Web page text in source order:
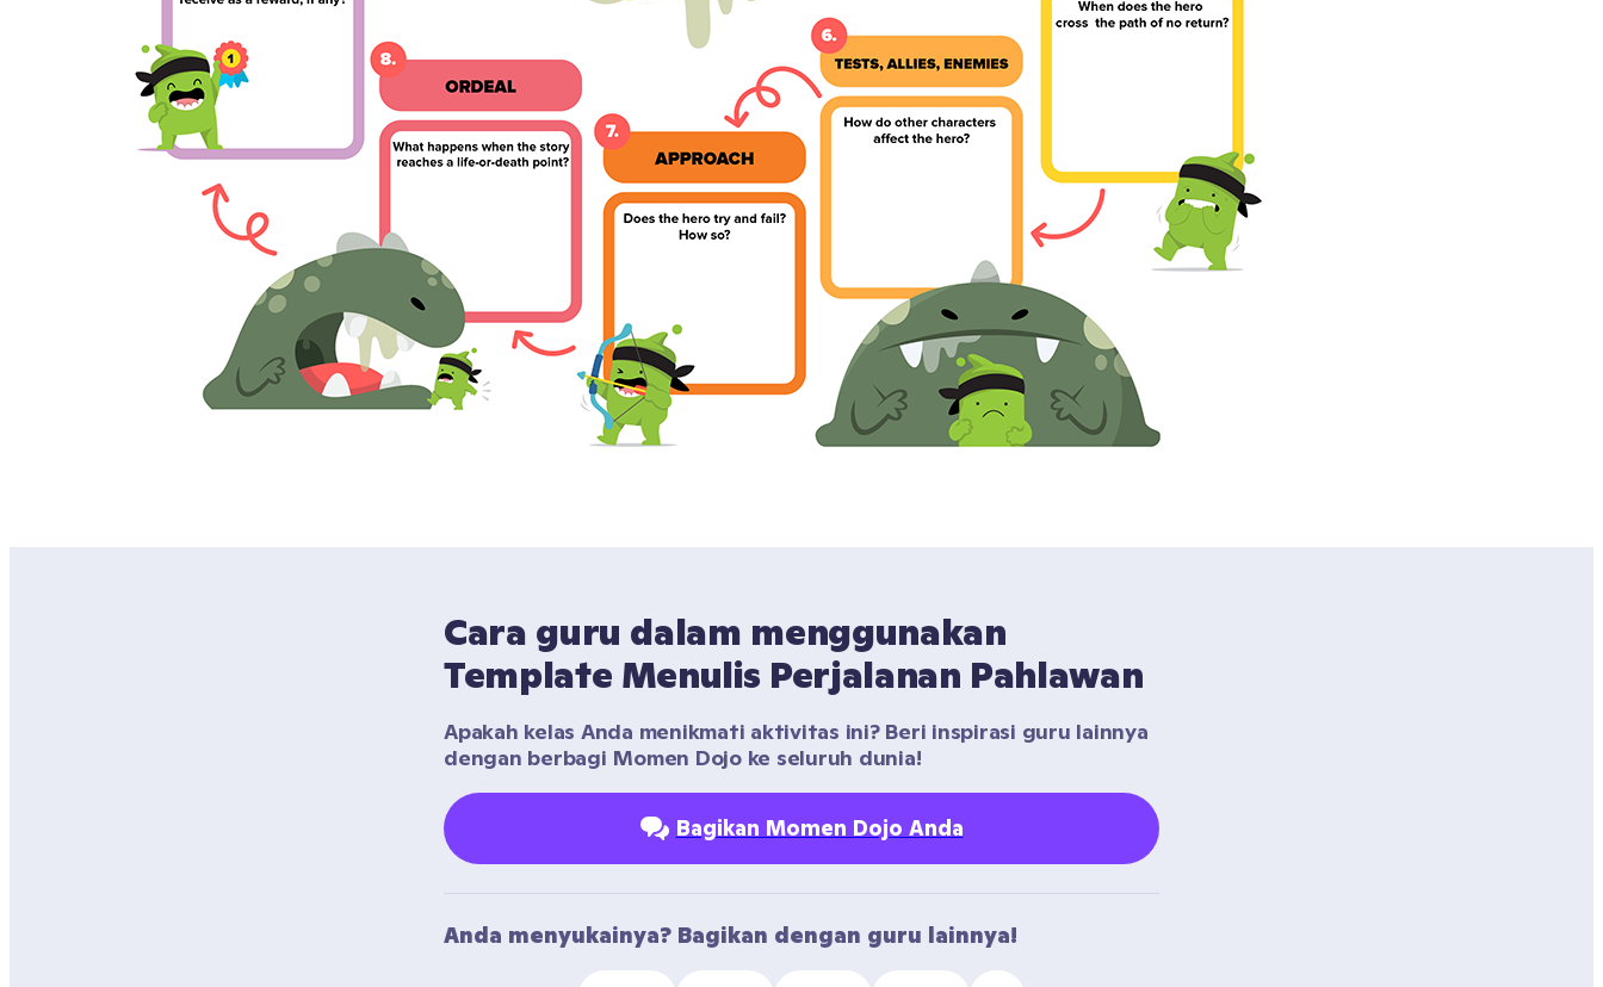
Cara guru dalam menggunakan
Template Menulis Perjalanan Pahlawan
Apakah kelas Anda menikmati aktivitas ini? Beri inspirasi guru lainnya
dengan berbagi Momen Dojo ke seluruh dunia!
Bagikan Momen Dojo Anda
Anda menyukainya? Bagikan dengan guru lainnya!